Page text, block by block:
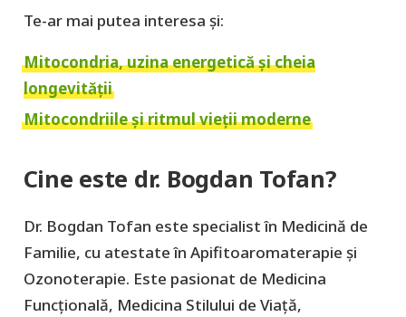
Te-ar mai putea interesa şi:
Mitocondria, uzina energetică și cheia
longevității
Mitocondriile și ritmul vieții moderne
Cine este dr. Bogdan Tofan?
Dr. Bogdan Tofan este specialist în Medicină de
Familie, cu atestate în Apifitoaromaterapie şi
Ozonoterapie. Este pasionat de Medicina
Funcţională, Medicina Stilului de Viaţă,